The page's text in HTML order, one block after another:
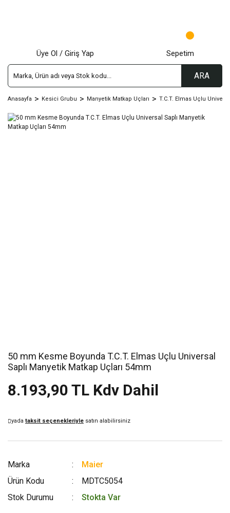
ARA
Üye Ol / Giriş Yap Sepetim
Anasayfa Kesici Grubu Manyetik Matkap Uçları T.C.T. Elmas Uçlu
50 mm Kesme Boyunda T.C.T. Elmas Uçlu Universal
Saplı Manyetik Matkap Uçları 54mm
8.193,90 TL Kdv Dahil
yada taksit seçenekleriyle satın alabilirsiniz
Marka
Maier
Ürün Kodu
MDTC5054
Stok Durumu
Stokta Var